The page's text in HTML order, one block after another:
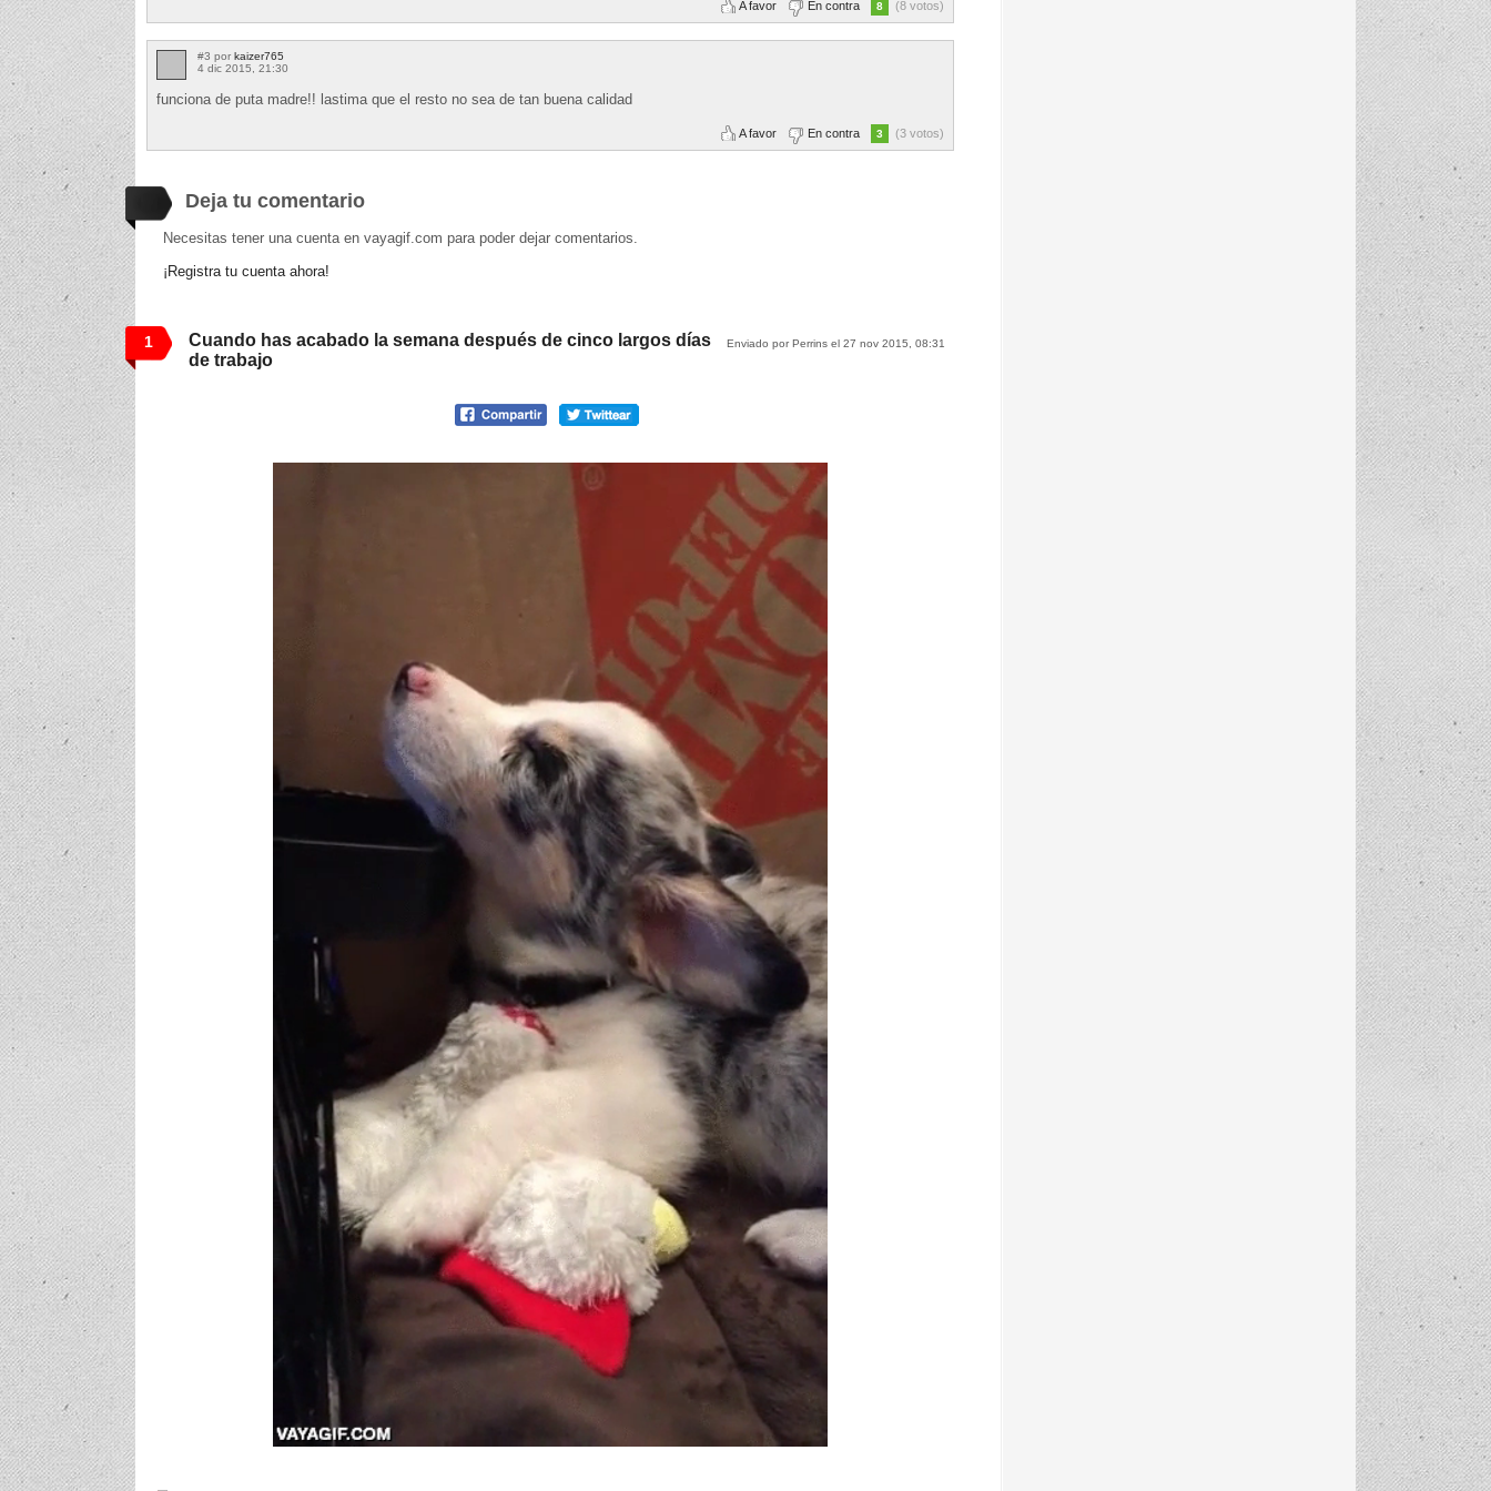
A favor En contra 8 (8 votos)
#3 por kaizer765
4 dic 2015, 21:30
funciona de puta madre!! lastima que el resto no sea de tan buena calidad
A favor En contra 3 (3 votos)
Deja tu comentario
Necesitas tener una cuenta en vayagif.com para poder dejar comentarios.
¡Registra tu cuenta ahora!
1 Enviado por Perrins el 27 nov 2015, 08:31
Cuando has acabado la semana después de cinco largos días
de trabajo